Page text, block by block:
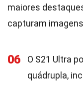
maiores
capturam
06
O S21 Ultra
quádrupla,